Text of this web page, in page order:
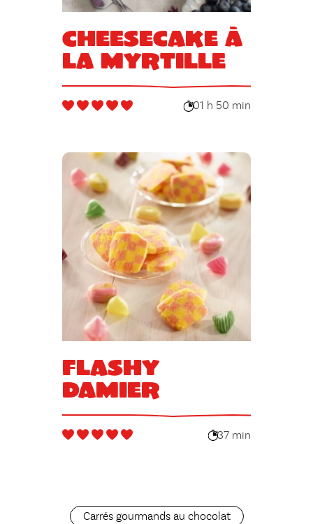
Cheesecake à
la myrtille
01 h 50 min
Flashy
Damier
37 min
Carrés gourmands au chocolat